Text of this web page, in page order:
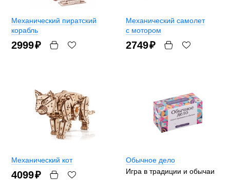
Механический пиратский
корабль
2999₽
Механический самолет
с мотором
2749₽
Механический кот
4099₽
Обычное дело
Игра в традиции и обычаи